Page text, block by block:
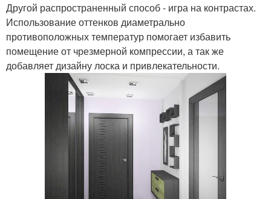
Другой распространенный способ - игра на контрастах.
Использование оттенков диаметрально
противоположных температур помогает избавить
помещение от чрезмерной компрессии, а так же
добавляет дизайну лоска и привлекательности.